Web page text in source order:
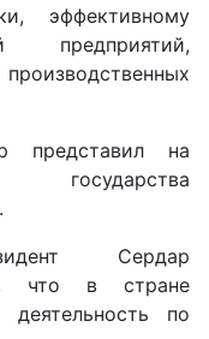
эффективному
предприятий,
представил на
Сердар
что в стране
деятельность по